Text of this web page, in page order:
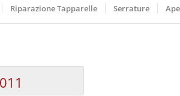
Riparazione Tapparelle Serrature